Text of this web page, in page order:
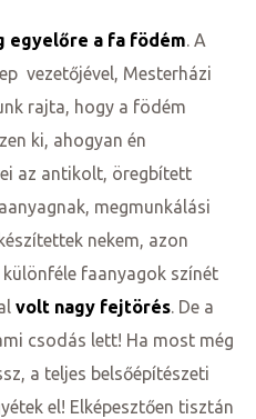
egyelőre a fa födém. A
vezetőjével, Mesterházi
rajta, hogy a födém
ki, ahogyan én
az antikolt, öregbített
megmunkálási
nekem, azon
faanyagok színét
volt nagy fejtörés. De a
csodás lett! Ha most még
a teljes belsőépítészeti
el! Elképesztően tisztán